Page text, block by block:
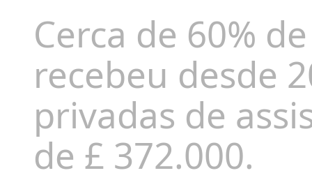
Cerca de 60%
recebeu desde
privadas de
de £ 372.000.